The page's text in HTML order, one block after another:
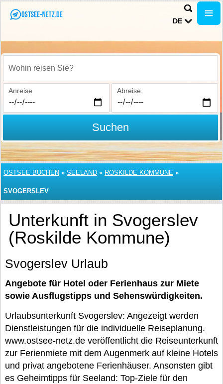
DE
Wohin reisen Sie?
Anreise Abreise
Suchen
OSTSEE BUCHEN » SEELAND » ROSKILDE KOMMUNE »
SVOGERSLEV
Unterkunft in Svogerslev
(Roskilde Kommune)
Svogerslev Urlaub
Angebote für Hotel oder Ferienhaus zur Miete
sowie Ausflugstipps und Sehenswürdigkeiten.
Urlaubsunterkunft Svogerslev: Angezeigt werden
Dienstleistungen für die individuelle Reiseplanung.
www.ostsee-netz.de veröffentlicht die Reiseunterkunft
zur Ferienmiete mit dem Augenmerk auf kleine Hotels
und privat angebotene Ferienhäuser. Ansonsten gibt
es Geheimtipps für Seeland: Top-Ziele für den